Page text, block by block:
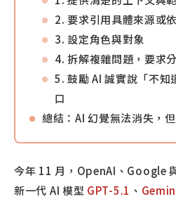
2. 要求引用具體來源或
3. 設定角色與對象
4. 拆解複雜問題，要求
5. 鼓勵 AI 誠實說「不知
口
總結：AI 幻覺無法消失，
今年 11 月，OpenAI、Google
新一代 AI 模型 GPT-5.1 、